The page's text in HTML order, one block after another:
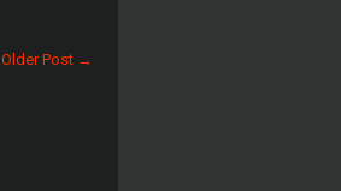
Older Post →